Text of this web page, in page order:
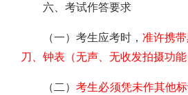
六、考试作答要求
（一）考生应考时， 准许携
刀、钟表（无声、无收发拍摄功能
（二）考生必须凭未作其他